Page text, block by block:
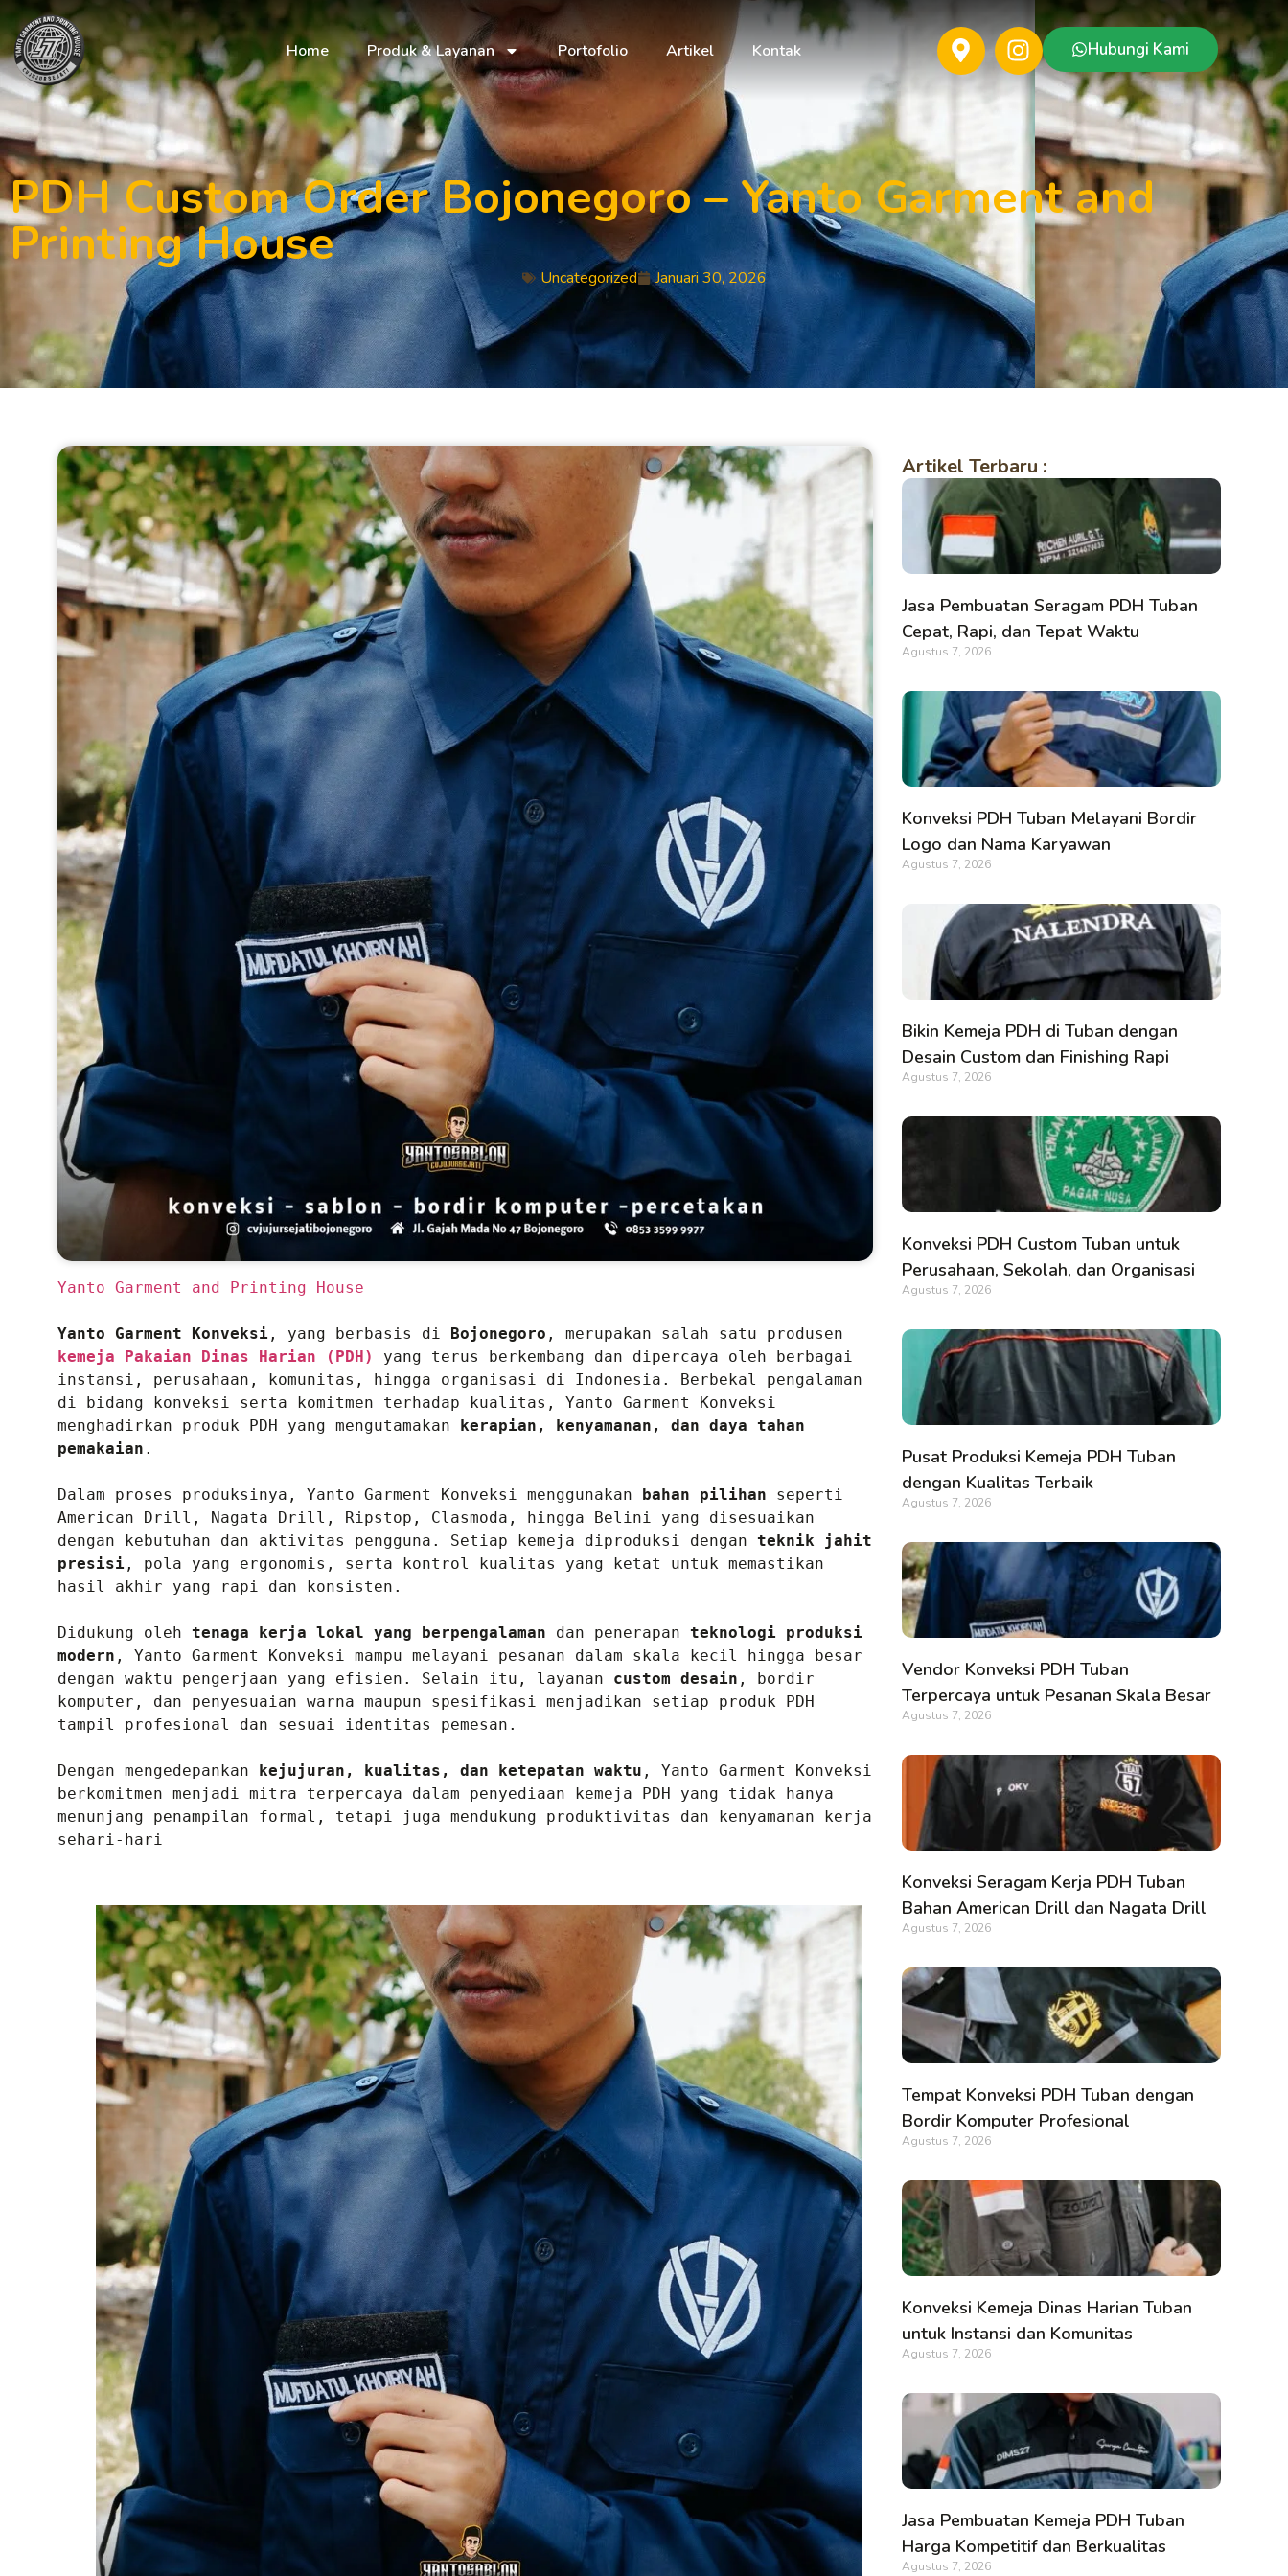
Home Produk & Layanan Portofolio Artikel Kontak Hubungi Kami
PDH Custom Order Bojonegoro – Yanto Garment and
Printing House
Uncategorized Januari 30, 2026
Yanto Garment and Printing House
Yanto Garment Konveksi , yang berbasis di Bojonegoro
kemeja Pakaian Dinas Harian (PDH)
yang terus berkembang dan dipercaya oleh berbagai
instansi, perusahaan, komunitas, hingga organisasi di Indonesia. Berbekal pengalaman
di bidang konveksi serta komitmen terhadap kualitas, Yanto Garment Konveksi
menghadirkan produk PDH yang mengutamakan kerapian, kenyamanan, dan daya tahan
pemakaian .
Dalam proses produksinya, Yanto Garment Konveksi menggunakan bahan pilihan seperti
American Drill, Nagata Drill, Ripstop, Clasmoda, hingga Belini yang disesuaikan
dengan kebutuhan dan aktivitas pengguna. Setiap kemeja diproduksi dengan teknik jahit
presisi , pola yang ergonomis, serta kontrol kualitas yang ketat untuk memastikan
hasil akhir yang rapi dan konsisten.
Didukung oleh tenaga kerja lokal yang berpengalaman dan penerapan teknologi produksi
modern , Yanto Garment Konveksi mampu melayani pesanan dalam skala kecil hingga besar
dengan waktu pengerjaan yang efisien. Selain itu, layanan custom desain , bordir
komputer, dan penyesuaian warna maupun spesifikasi menjadikan setiap produk PDH
tampil profesional dan sesuai identitas pemesan.
Dengan mengedepankan kejujuran, kualitas, dan ketepatan waktu , Yanto Garment Konveksi
berkomitmen menjadi mitra terpercaya dalam penyediaan kemeja PDH yang tidak hanya
menunjang penampilan formal, tetapi juga mendukung produktivitas dan kenyamanan kerja
sehari-hari
Artikel Terbaru :
Jasa Pembuatan Seragam PDH Tuban
Cepat, Rapi, dan Tepat Waktu
Agustus 7, 2026
Konveksi PDH Tuban Melayani Bordir
Logo dan Nama Karyawan
Agustus 7, 2026
Bikin Kemeja PDH di Tuban dengan
Desain Custom dan Finishing Rapi
Agustus 7, 2026
Konveksi PDH Custom Tuban untuk
Perusahaan, Sekolah, dan Organisasi
Agustus 7, 2026
Pusat Produksi Kemeja PDH Tuban
dengan Kualitas Terbaik
Agustus 7, 2026
Vendor Konveksi PDH Tuban
Terpercaya untuk Pesanan Skala Besar
Agustus 7, 2026
Konveksi Seragam Kerja PDH Tuban
Bahan American Drill dan Nagata Drill
Agustus 7, 2026
Tempat Konveksi PDH Tuban dengan
Bordir Komputer Profesional
Agustus 7, 2026
Konveksi Kemeja Dinas Harian Tuban
untuk Instansi dan Komunitas
Agustus 7, 2026
Jasa Pembuatan Kemeja PDH Tuban
Harga Kompetitif dan Berkualitas
Agustus 7, 2026